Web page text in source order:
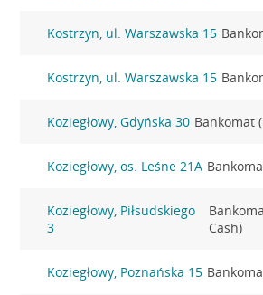
Kostrzyn, ul. Warszawska 15
Kostrzyn, ul. Warszawska 15
Koziegłowy, Gdyńska 30 Bankomat
Koziegłowy, os. Leśne 21A
Koziegłowy, Piłsudskiego
3
Cash)
Koziegłowy, Poznańska 15